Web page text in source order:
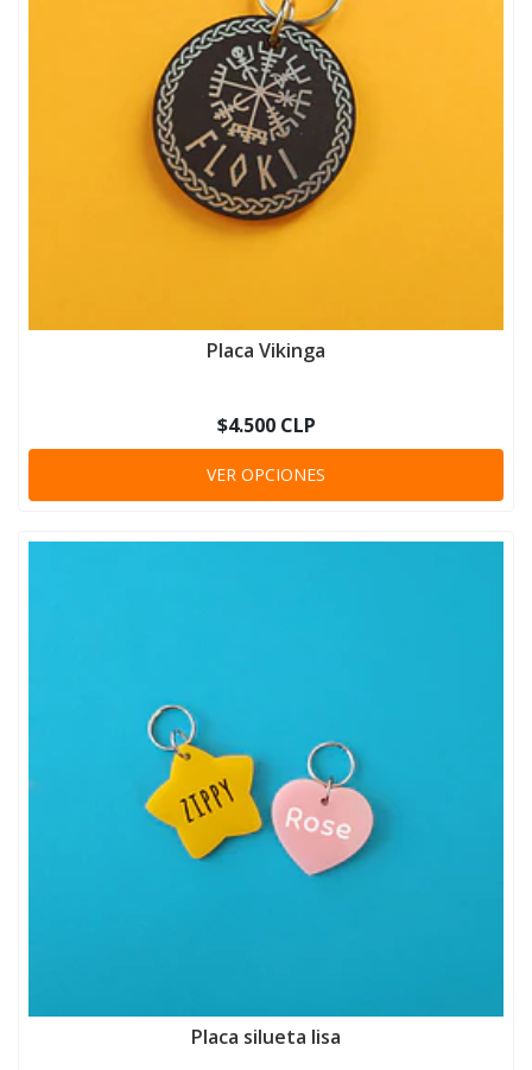
Placa Vikinga
$4.500 CLP
VER OPCIONES
Placa silueta lisa